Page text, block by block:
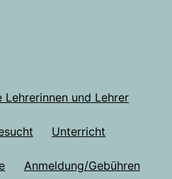
Lehrerinnen und Lehrer
Unterricht
Anmeldung/Gebühren